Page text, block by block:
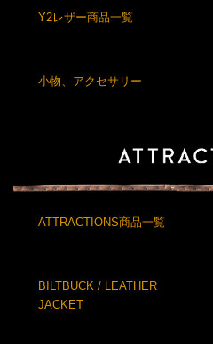
Y2レザー商品一覧
小物、アクセサリー
ATTRACTIONS商品一覧
BILTBUCK / LEATHER
JACKET